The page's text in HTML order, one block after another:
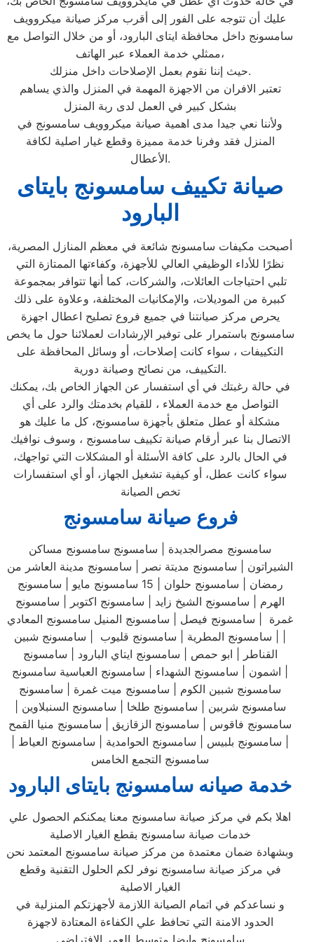
عليك أن تتوجه على الفور إلى أقرب مركز صيانة ميكروويف
سامسونج داخل محافظة ايتاى البارود، أو من خلال التواصل مع
ممثلي خدمة العملاء عبر الهاتف،
حيث إننا نقوم بعمل الإصلاحات داخل منزلك.
تعتبر الافران من الاجهزة المهمة في المنزل والذي يساهم
بشكل كبير في العمل لدى ربة المنزل
ولأننا نعي جيدا مدى اهمية صيانة ميكروويف سامسونج في
المنزل فقد وفرنا خدمة مميزة وقطع غيار اصلية لكافة
الأعطال.
صيانة تكييف سامسونج بايتاى
البارود
أصبحت مكيفات سامسونج شائعة في معظم المنازل المصرية،
نظرًا للأداء الوظيفي العالي للأجهزة، وكفاءتها الممتازة التي
تلبي احتياجات العائلات، والشركات، كما أنها تتوافر بمجموعة
كبيرة من الموديلات، والإمكانيات المختلفة، وعلاوة على ذلك
يحرص مركز صيانتنا في جميع فروع تصليح اعطال اجهزة
سامسونج باستمرار على توفير الإرشادات لعملائنا حول ما يخص
التكييفات ، سواء كانت إصلاحات، أو وسائل المحافظة على
التكييف، من نصائح وصيانة دورية.
في حالة رغبتك في أي استفسار عن الجهاز الخاص بك، يمكنك
التواصل مع خدمة العملاء ، للقيام بخدمتك والرد على أي
مشكلة أو عطل متعلق بأجهزة سامسونج، كل ما عليك هو
الاتصال بنا عبر أرقام صيانة تكييف سامسونج ، وسوف نوافيك
في الحال بالرد على كافة الأسئلة أو المشكلات التي تواجهك،
سواء كانت عطل، أو كيفية تشغيل الجهاز، أو أي استفسارات
تخص الصيانة
فروع صيانة سامسونج
سامسونج مصرالجديدة | سامسونج سامسونج مساكن
الشيراتون | سامسونج مديتة نصر | سامسونج مدينة العاشر من
رمضان | سامسونج حلوان | 15 سامسونج مايو | سامسونج
الهرم | سامسونج الشيخ زايد | سامسونج اكتوبر | سامسونج
غمرة | سامسونج فيصل | سامسونج المنيل سامسونج المعادي
| | سامسونج المطرية | سامسونج قليوب | سامسونج شبين
القناطر | ابو حمص | سامسونج ايتاي البارود | سامسونج
سامسونج شبين الكوم | سامسونج ميت غمرة | سامسونج
سامسونج شربين | سامسونج طلخا | سامسونج السنبلاوين |
سامسونج فاقوس | سامسونج الزقازيق | سامسونج منيا القمح
| سامسونج بلبيس | سامسونج الحوامدية | سامسونج العياط |
سامسونج التجمع الخامس
خدمة صيانه سامسونج بايتاى البارود
اهلا بكم في مركز صيانة سامسونج معنا يمكنكم الحصول علي
خدمات صيانة سامسونج بقطع الغيار الاصلية
وبشهادة ضمان معتمدة من مركز صيانة سامسونج المعتمد نحن
في مركز صيانة سامسونج نوفر لكم الحلول التقنية وقطع
الغيار الاصلية
و نساعدكم في اتمام الصيانة اللازمة لأجهزتكم المنزلية في
الحدود الامنة التي تحافظ علي الكفاءة المعتادة لاجهزة
سامسونج وايضا متوسط العمر الافتراضي